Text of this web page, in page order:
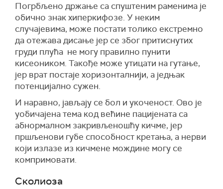
Погрбљено држање са спуштеним раменима је
обично знак хиперкифозе. У неким
случајевима, може постати толико екстремно
да отежава дисање јер се због притиснутих
груди плућа не могу правилно пунити
кисеоником. Такође може утицати на гутање,
јер врат постаје хоризонталнији, а једњак
потенцијално сужен.
И наравно, јављају се бол и укоченост. Ово је
уобичајена тема код већине пацијената са
абнормалном закривљеношћу кичме, јер
пршљенови губе способност кретања, а нерви
који излазе из кичмене мождине могу се
компримовати.
Сколиоза